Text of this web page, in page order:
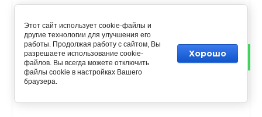
Этот сайт использует cookie-файлы и
другие технологии для улучшения его
работы. Продолжая работу с сайтом, Вы
разрешаете использование cookie-
файлов. Вы всегда можете отключить
файлы cookie в настройках Вашего
браузера.
Хорошо